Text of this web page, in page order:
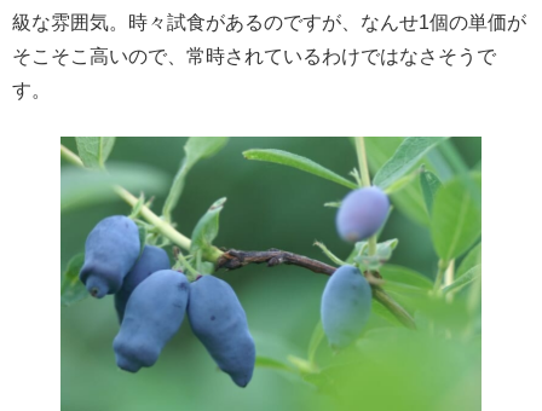
級な雰囲気。時々試食があるのですが、なんせ1個の単価が
そこそこ高いので、常時されているわけではなさそうで
す。